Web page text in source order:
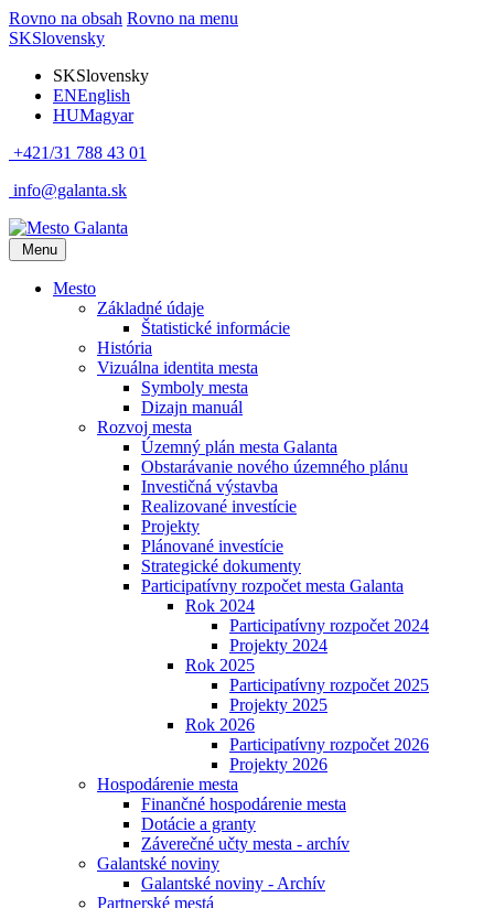
Rovno na obsah Rovno na menu
SKSlovensky
SKSlovensky
ENEnglish
HUMagyar
+421/31 788 43 01
info@galanta.sk
Menu
Mesto
Základné údaje
Štatistické informácie
História
Vizuálna identita mesta
Symboly mesta
Dizajn manuál
Rozvoj mesta
Územný plán mesta Galanta
Obstarávanie nového územného plánu
Investičná výstavba
Realizované investície
Projekty
Plánované investície
Strategické dokumenty
Participatívny rozpočet mesta Galanta
Rok 2024
Participatívny rozpočet 2024
Projekty 2024
Rok 2025
Participatívny rozpočet 2025
Projekty 2025
Rok 2026
Participatívny rozpočet 2026
Projekty 2026
Hospodárenie mesta
Finančné hospodárenie mesta
Dotácie a granty
Záverečné učty mesta - archív
Galantské noviny
Galantské noviny - Archív
Partnerské mestá